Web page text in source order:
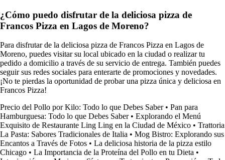
¿Cómo puedo disfrutar de la deliciosa pizza de
Francos Pizza en Lagos de Moreno?
Para disfrutar de la deliciosa pizza de Francos Pizza en Lagos de
Moreno, puedes visitar su local ubicado en la ciudad o realizar tu
pedido a domicilio a través de su servicio de entrega. También puedes
seguir sus redes sociales para enterarte de promociones y novedades.
¡No te pierdas la oportunidad de probar una pizza única y deliciosa en
Francos Pizza!
Precio del Pollo por Kilo: Todo lo que Debes Saber• Pan para
Hamburguesa: Todo lo que Debes Saber• Explorando el Menú
Exquisito de Restaurante Ling Ling en la Ciudad de México • Trattoria
La Pasta: Sabores Tradicionales de Italia • Mog Bistro: Explorando sus
Encantos a Través de Fotos • La deliciosa historia de la pizza estilo
Chicago • La Importancia de la Proteína del Pollo en tu Dieta •